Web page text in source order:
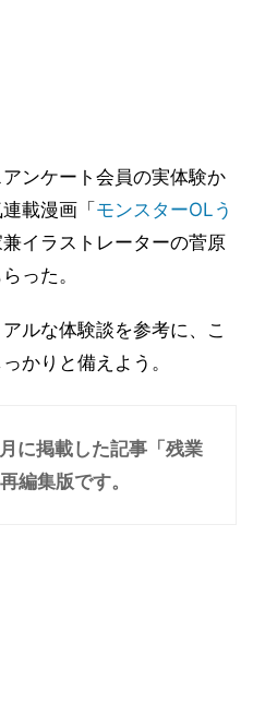
ンケート会員の実体験か
載漫画「 モンスターOLう
イラストレーターの菅原
った。
ルな体験談を参考に、こ
かりと備えよう。
に掲載した記事「残業
編集版です。